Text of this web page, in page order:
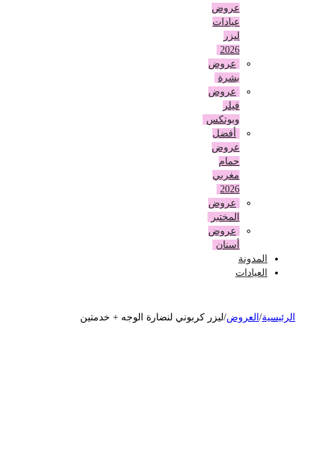
عروض
عيادات
عروض
بشرة
عروض
وبوتكس
أفضل
عروض
حمام
مغربي
عروض
المختبر
عروض
أسنان
المدونة
العيادات
/العروض ليزر كربوني لنضارة الوجه + خدمتين